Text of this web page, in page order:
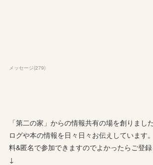
メッセージ(279)
「第二の家」からの情報共有の場を創りまし
ログや本の情報を日々日々お伝えしています
料&匿名で参加できますのでよかったらご登
↓